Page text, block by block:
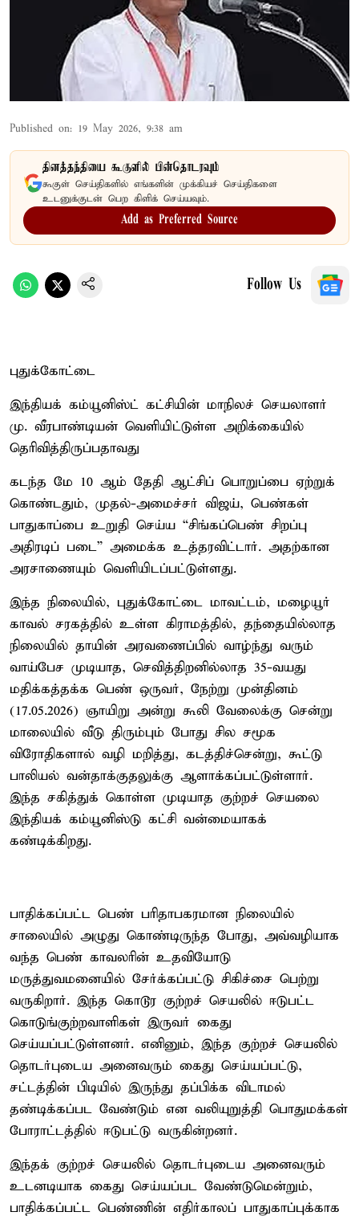
Published on: 19 May 2026, 9:38 am
தினத்தந்தியை கூகுளில் பின்தொடரவும்
கூகுள் செய்திகளில் எங்களின் முக்கியச் செய்திகளை
உடனுக்குடன் பெற கிளிக் செய்யவும்.
Add as Preferred Source
Follow Us
புதுக்கோட்டை
இந்தியக் கம்யூனிஸ்ட் கட்சியின் மாநிலச் செயலாளர்
மு. வீரபாண்டியன் வெளியிட்டுள்ள அறிக்கையில்
தெரிவித்திருப்பதாவது
கடந்த மே 10 ஆம் தேதி ஆட்சிப் பொறுப்பை ஏற்றுக்
கொண்டதும், முதல்-அமைச்சர் விஜய், பெண்கள்
பாதுகாப்பை உறுதி செய்ய “சிங்கப்பெண் சிறப்பு
அதிரடிப் படை” அமைக்க உத்தரவிட்டார். அதற்கான
அரசாணையும் வெளியிடப்பட்டுள்ளது.
இந்த நிலையில், புதுக்கோட்டை மாவட்டம், மழையூர்
காவல் சரகத்தில் உள்ள கிராமத்தில், தந்தையில்லாத
நிலையில் தாயின் அரவணைப்பில் வாழ்ந்து வரும்
வாய்பேச முடியாத, செவித்திறனில்லாத 35-வயது
மதிக்கத்தக்க பெண் ஒருவர், நேற்று முன்தினம்
(17.05.2026) ஞாயிறு அன்று கூலி வேலைக்கு சென்று
மாலையில் வீடு திரும்பும் போது சில சமூக
விரோதிகளால் வழி மறித்து, கடத்திச்சென்று, கூட்டு
பாலியல் வன்தாக்குதலுக்கு ஆளாக்கப்பட்டுள்ளார்.
இந்த சகித்துக் கொள்ள முடியாத குற்றச் செயலை
இந்தியக் கம்யூனிஸ்டு கட்சி வன்மையாகக்
கண்டிக்கிறது.
பாதிக்கப்பட்ட பெண் பரிதாபகரமான நிலையில்
சாலையில் அழுது கொண்டிருந்த போது, அவ்வழியாக
வந்த பெண் காவலரின் உதவியோடு
மருத்துவமனையில் சேர்க்கப்பட்டு சிகிச்சை பெற்று
வருகிறார். இந்த கொடூர குற்றச் செயலில் ஈடுபட்ட
கொடுங்குற்றவாளிகள் இருவர் கைது
செய்யப்பட்டுள்ளனர். எனினும், இந்த குற்றச் செயலில்
தொடர்புடைய அனைவரும் கைது செய்யப்பட்டு,
சட்டத்தின் பிடியில் இருந்து தப்பிக்க விடாமல்
தண்டிக்கப்பட வேண்டும் என வலியுறுத்தி பொதுமக்கள்
போராட்டத்தில் ஈடுபட்டு வருகின்றனர்.
இந்தக் குற்றச் செயலில் தொடர்புடைய அனைவரும்
உடனடியாக கைது செய்யப்பட வேண்டுமென்றும்,
பாதிக்கப்பட்ட பெண்ணின் எதிர்காலப் பாதுகாப்புக்காக